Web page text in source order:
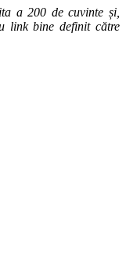
a 200 de cuvinte și,
link bine definit către